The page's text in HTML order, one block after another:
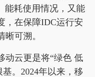
能耗使用情况，又能
，在保障IDC运行安
可溯。
动云更是将“绿色 低
。2024年以来，移